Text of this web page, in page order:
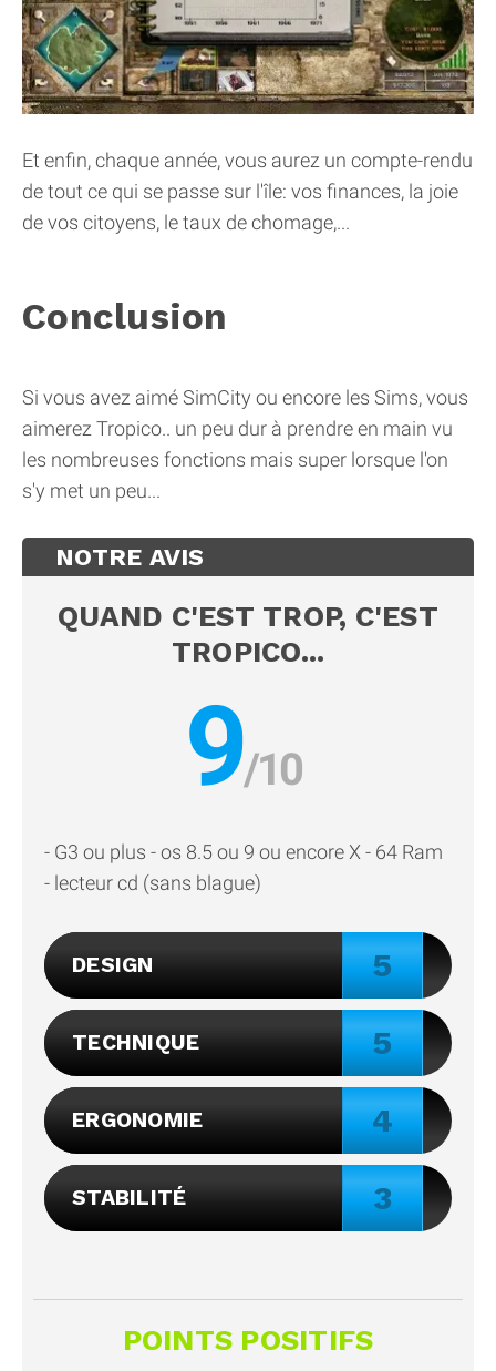
Et enfin, chaque année, vous aurez un compte-rendu
de tout ce qui se passe sur l'île: vos finances, la joie
de vos citoyens, le taux de chomage,...
Conclusion
Si vous avez aimé SimCity ou encore les Sims, vous
aimerez Tropico.. un peu dur à prendre en main vu
les nombreuses fonctions mais super lorsque l'on
s'y met un peu...
NOTRE AVIS
QUAND C'EST TROP, C'EST
TROPICO...
9
- G3 ou plus - os 8.5 ou 9 ou encore X - 64 Ram
- lecteur cd (sans blague)
DESIGN 5
TECHNIQUE 5
ERGONOMIE 4
STABILITÉ 3
POINTS POSITIFS